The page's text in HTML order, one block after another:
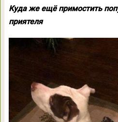
Куда же ещё примостить
приятеля